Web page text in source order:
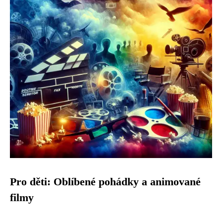
Pro děti: Oblíbené pohádky a animované
filmy